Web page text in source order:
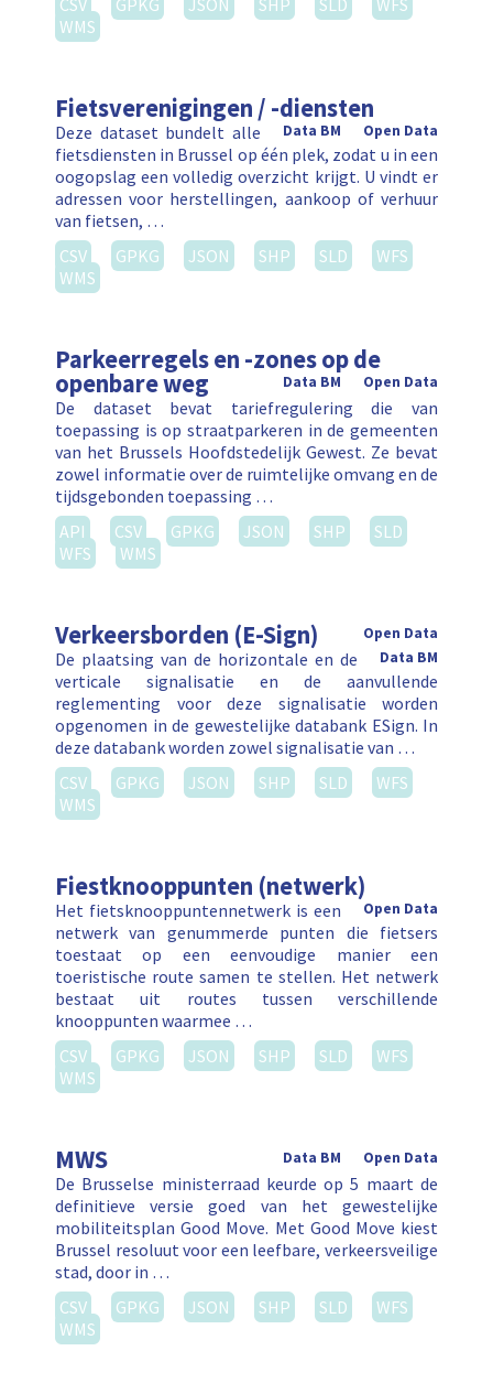
CSV GPKG JSON SHP SLD
WFS
WMS
Fietsverenigingen / -diensten
Open Data
Data BM
Deze dataset bundelt alle
fietsdiensten in Brussel op één plek, zodat u in een
oogopslag een volledig overzicht krijgt. U vindt er
adressen voor herstellingen, aankoop of verhuur
van fietsen, …
CSV
GPKG JSON SHP SLD
WFS
WMS
Parkeerregels en -zones op de
openbare weg Open Data
Data BM
De dataset bevat tariefregulering die van
toepassing is op straatparkeren in de gemeenten
van het Brussels Hoofdstedelijk Gewest. Ze bevat
zowel informatie over de ruimtelijke omvang en de
tijdsgebonden toepassing …
API
CSV GPKG JSON SHP
SLD
WFS
WMS
Verkeersborden (E-Sign)
Open Data
Data BM
De plaatsing van de horizontale en de
verticale signalisatie en de aanvullende
reglementing voor deze signalisatie worden
opgenomen in de gewestelijke databank ESign. In
deze databank worden zowel signalisatie van …
CSV
GPKG JSON SHP SLD
WFS
WMS
Fiestknooppunten (netwerk)
Open Data
Het fietsknooppuntennetwerk is een
netwerk van genummerde punten die fietsers
toestaat op een eenvoudige manier een
toeristische route samen te stellen. Het netwerk
bestaat uit routes tussen verschillende
knooppunten waarmee …
CSV
GPKG JSON SHP SLD
WFS
WMS
MWS Open Data
Data BM
De Brusselse ministerraad keurde op 5 maart de
definitieve versie goed van het gewestelijke
mobiliteitsplan Good Move. Met Good Move kiest
Brussel resoluut voor een leefbare, verkeersveilige
stad, door in …
CSV
GPKG JSON SHP SLD
WFS
WMS